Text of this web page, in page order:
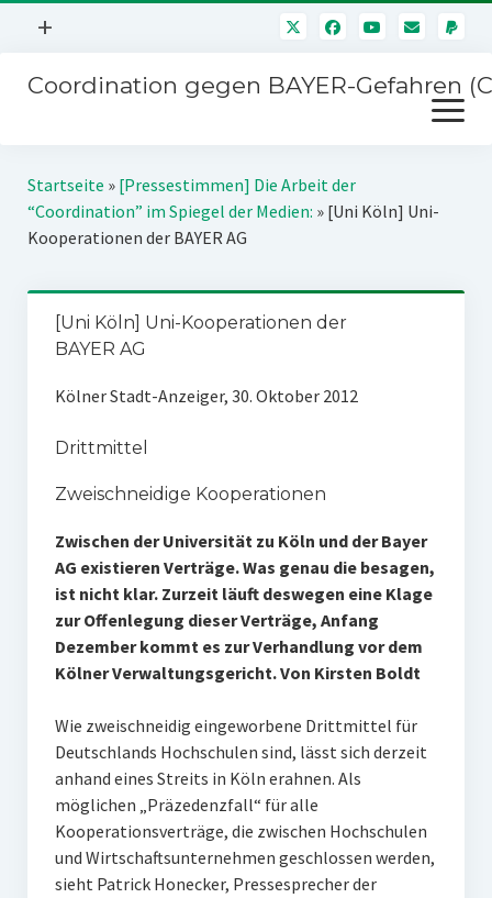
Menü
+
Mitmachen
Über uns
Kontakt
Impressum
Störfälle
Coordination gegen BAYER-Gefahren
Menü
öffnen
Kampagnen
Jahrestagung
Startseite » [Pressestimmen] Die Arbeit der
“Coordination” im Spiegel der Medien: » [Uni Köln] Uni-
Kooperationen der BAYER AG
[Uni Köln] Uni-Kooperationen der
BAYER AG
Kölner Stadt-Anzeiger, 30. Oktober 2012
Drittmittel
Zweischneidige Kooperationen
Zwischen der Universität zu Köln und der Bayer
AG existieren Verträge. Was genau die besagen,
ist nicht klar. Zurzeit läuft deswegen eine Klage
zur Offenlegung dieser Verträge, Anfang
Dezember kommt es zur Verhandlung vor dem
Kölner Verwaltungsgericht. Von Kirsten Boldt
Wie zweischneidig eingeworbene Drittmittel für
Deutschlands Hochschulen sind, lässt sich derzeit
anhand eines Streits in Köln erahnen. Als
möglichen „Präzedenzfall“ für alle
Kooperationsverträge, die zwischen Hochschulen
und Wirtschaftsunternehmen geschlossen werden,
sieht Patrick Honecker, Pressesprecher der